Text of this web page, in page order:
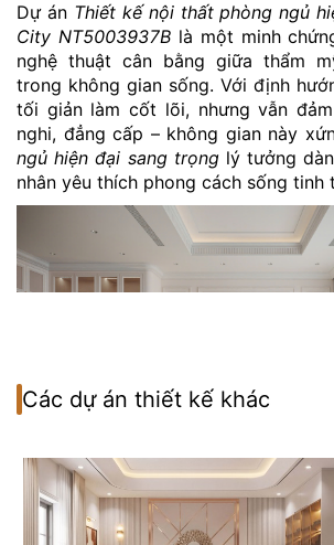
Dự án Thiết kế nội thất phòng ngủ
City NT5003937Blà một minh
nghệ thuật cân bằng giữa thẩm
trong không gian sống. Với định
tối giản làm cốt lõi, nhưng vẫn
nghi, đẳng cấp – không gian này
ngủ hiện đại sang trọnglý tưởng
nhân yêu thích phong cách sống tinh
Thiết kế nội thất phòng ngủ hiện
NT5003937B
Các dự án thiết kế khác